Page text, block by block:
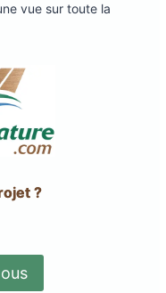
vue sur toute la
?